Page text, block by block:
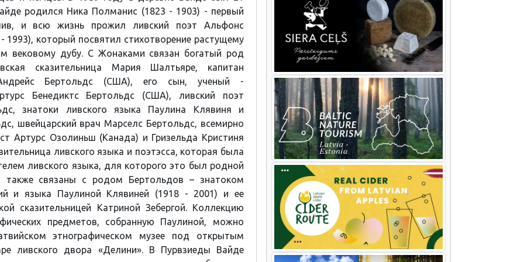
родился Ника Полманис (1823 - 1903) - первый
и всю жизнь прожил ливский поэт Альфонс
1993), который посвятил стихотворение растущему
вековому дубу. С Жонаками связан богатый род
сказительница Мария Шалтьяре, капитан
Бертольдс (США), его сын, ученый -
Бенедиктс Бертольдс (США), ливский поэт
знатоки ливского языка Паулина Клявиня и
швейцарский врач Марселс Бертольдс, всемирно
Артурс Озолиньш (Канада) и Гризельда Кристиня
ливского языка и поэтэсса, которая была
ливского языка, для которого это был родной
также связаны с родом Бертольдов – знатоком
и языка Паулиной Клявиней (1918 - 2001) и ее
сказительницей Катриной Зебергой. Коллекцию
предметов, собранную Паулиной, можно
этнографическом музее под открытым
ливского двора «Делини». В Пурвзиеды Вайде